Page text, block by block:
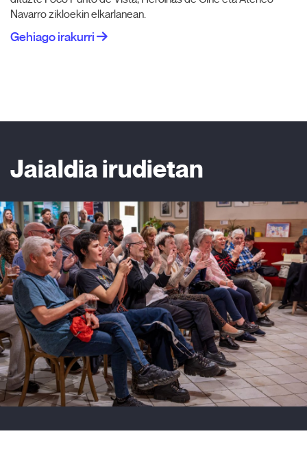
Navarro zikloekin elkarlanean.
Gehiago irakurri
Jaialdia irudietan